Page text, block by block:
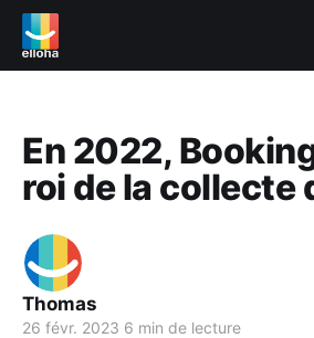
En 2022,
roi de la collecte
Thomas
26 févr. 2023 6 min de lecture